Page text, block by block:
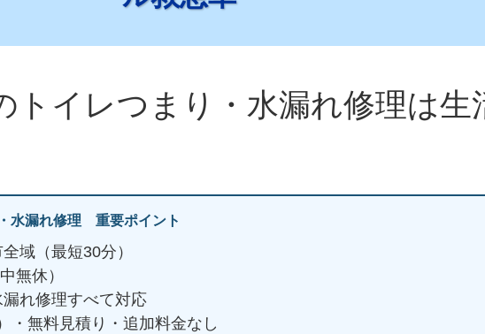
トイレつまり・水漏れ修理は生
水漏れ修理 重要ポイント
域（最短30分）
無休）
漏れ修理すべて対応
・無料見積り・追加料金なし